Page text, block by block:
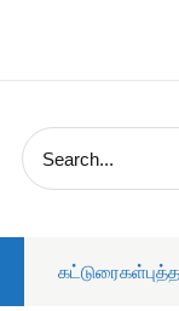
கட்டுரைகள்